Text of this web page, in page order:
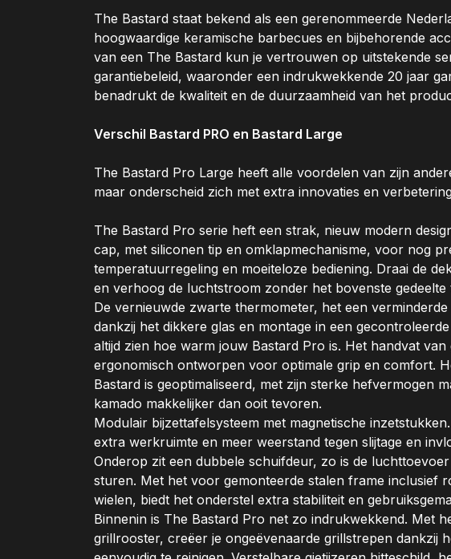
The Bastard staat bekend als een gerenommeerde
hoogwaardige keramische barbecues en bijbehorende
van een The Bastard kun je vertrouwen op uitstekende
garantiebeleid, waaronder een indrukwekkende 20 jaar
benadrukt de kwaliteit en de duurzaamheid van het
Verschil Bastard PRO en Bastard Large
The Bastard Pro Large heeft alle voordelen van zijn
maar onderscheid zich met extra innovaties en
The Bastard Pro serie heft een strak, nieuw modern
cap, met siliconen tip en omklapmechanisme, voor nog
temperatuurregeling en moeiteloze bediening. Draai de
en verhoog de luchtstroom zonder het bovenste gedeelte
De vernieuwde zwarte thermometer, het een
dankzij het dikkere glas en montage in een
altijd zien hoe warm jouw Bastard Pro is. Het handvat
ergonomisch ontworpen voor optimale grip en comfort.
Bastard is geoptimaliseerd, met zijn sterke hefvermogen
kamado makkelijker dan ooit tevoren.
Modulair bijzettafelsysteem met magnetische
extra werkruimte en meer weerstand tegen slijtage en
Onderop zit een dubbele schuifdeur, zo is de
sturen. Met het voor gemonteerde stalen frame inclusief
wielen, biedt het onderstel extra stabiliteit en
Binnenin is The Bastard Pro net zo indrukwekkend. Met
grillrooster, creëer je ongeëvenaarde grillstrepen dankzij